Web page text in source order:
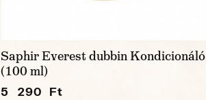
Saphir Everest dubbin Kondicionáló
(100 ml)
5 290 Ft